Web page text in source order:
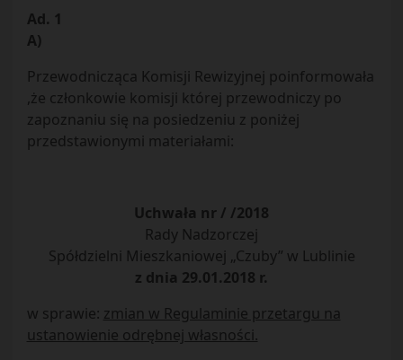
Ad. 1
A)
Przewodnicząca Komisji Rewizyjnej poinformowała
,że członkowie komisji której przewodniczy po
zapoznaniu się na posiedzeniu z poniżej
przedstawionymi materiałami:
Uchwała nr / /2018
Rady Nadzorczej
Spółdzielni Mieszkaniowej „Czuby” w Lublinie
z dnia 29.01.2018 r.
w sprawie: zmian w Regulaminie przetargu na
ustanowienie odrębnej własności.